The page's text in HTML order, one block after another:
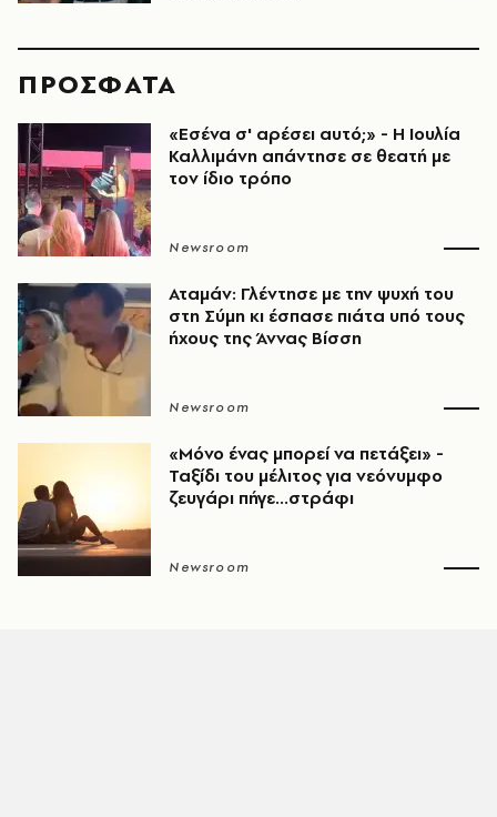
ΠΡΟΣΦΑΤΑ
«Εσένα σ' αρέσει αυτό;» - Η Ιουλία
Καλλιμάνη απάντησε σε θεατή με
τον ίδιο τρόπο
Newsroom
Αταμάν: Γλέντησε με την ψυχή του
στη Σύμη κι έσπασε πιάτα υπό τους
ήχους της Άννας Βίσση
Newsroom
«Μόνο ένας μπορεί να πετάξει» -
Ταξίδι του μέλιτος για νεόνυμφο
ζευγάρι πήγε...στράφι
Newsroom